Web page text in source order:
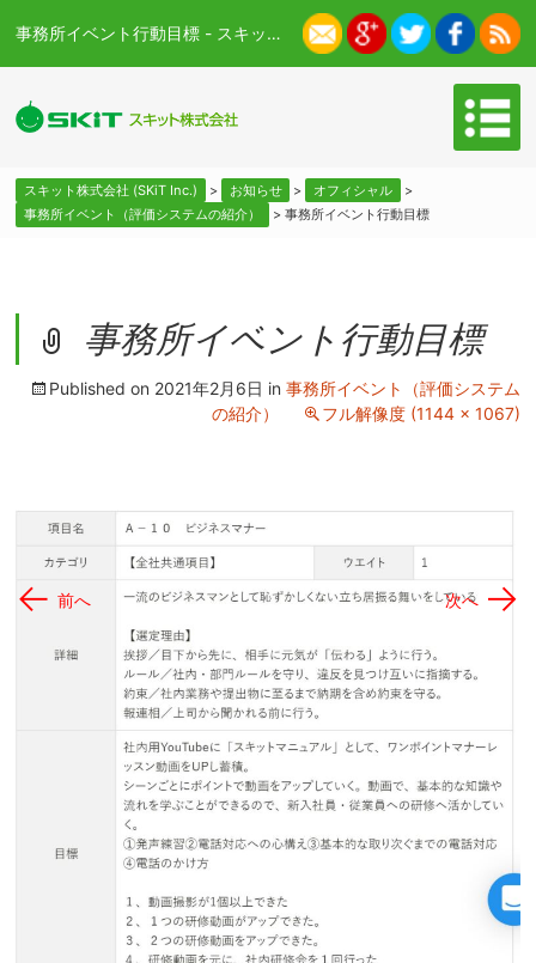
事務所イベント行動目標 - スキット株式会社 (SKiT Inc.)
スキット株式会社 (SKiT Inc.) > お知らせ > オフィシャル
>
事務所イベント（評価システムの紹介）
> 事務所イベント行動目標
事務所イベント行動目標
Published on 2021年2月6日 in 事務所イベント（評価システム
の紹介）
フル解像度 (1144 × 1067)
← 前へ 次へ →